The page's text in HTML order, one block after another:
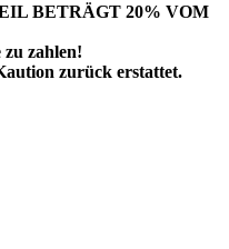
BETRÄGT 20% VOM
zu zahlen!
zurück erstattet.